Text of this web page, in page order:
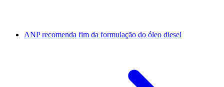
ANP recomenda fim da formulação do óleo diesel